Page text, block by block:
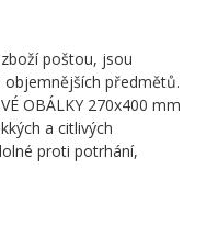
poštou, jsou
objemnějších předmětů.
OBÁLKY 270x400 mm
a citlivých
proti potrhání,